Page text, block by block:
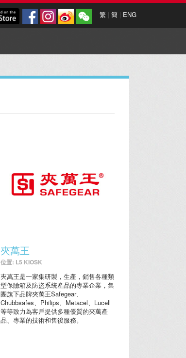
繁 | 簡 | ENG
夾萬王
位置: L5 KIOSK
夾萬王是一家集研製，生產，銷售各種類
型保險箱及防盜系統產品的專業企業，集
團旗下品牌夾萬王Safegear、
Chubbsafes、Philips、Metacel、Lucell
等等致力為客戶提供多種優質的夾萬產
品、專業的技術和售後服務。